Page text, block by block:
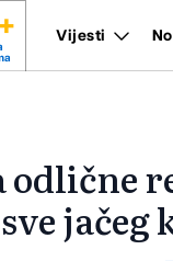
Vijesti